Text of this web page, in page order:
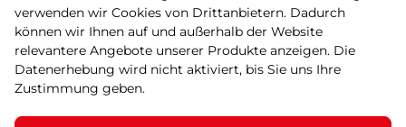
Wiederufsbelehrung mit Link
zum Formular
Batterieentsorgung
Informationen zu Elektro-
und Elektonikgeräten
Widerruf erklären
verwenden wir Cookies von Drittanbietern. Dadurch
können wir Ihnen auf und außerhalb der Website
relevantere Angebote unserer Produkte anzeigen. Die
Datenerhebung wird nicht aktiviert, bis Sie uns Ihre
Zustimmung geben.